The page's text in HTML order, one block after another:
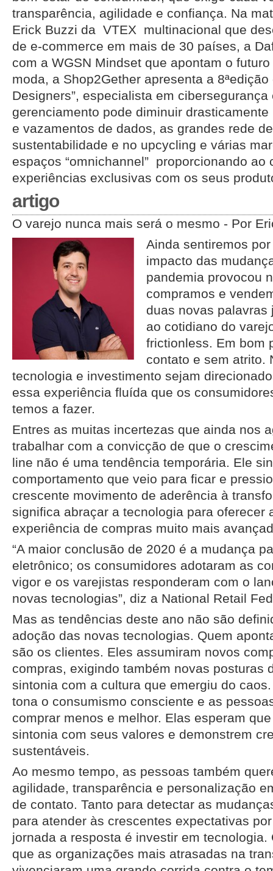
transparência, agilidade e confiança. Na
Erick Buzzi da VTEX multinacional que
de e-commerce em mais de 30 países, a
com a WGSN Mindset que apontam o
moda, a Shop2Gether apresenta a 8ªedição
Designers”, especialista em
gerenciamento pode diminuir
e vazamentos de dados, as grandes rede
sustentabilidade e no upcycling e várias
espaços “omnichannel” proporcionando ao
experiências exclusivas com os seus
artigo
O varejo nunca mais será o mesmo - Por
Ainda sentiremos
impacto das
pandemia provocou
compramos e
duas novas palavras
ao cotidiano do
frictionless. Em bom
contato e sem atrito.
tecnologia e investimento sejam
essa experiência fluída que os
temos a fazer.
Entres as muitas incertezas que ainda nos
trabalhar com a convicção de que o
line não é uma tendência temporária. Ele
comportamento que veio para ficar e
crescente movimento de aderência à
significa abraçar a tecnologia para oferecer
experiência de compras muito mais
“A maior conclusão de 2020 é a mudança
eletrônico; os consumidores adotaram as
vigor e os varejistas responderam com o
novas tecnologias”, diz a National Retail
Mas as tendências deste ano não são
adoção das novas tecnologias. Quem
são os clientes. Eles assumiram novos
compras, exigindo também novas posturas
sintonia com a cultura que emergiu do
tona o consumismo consciente e as
comprar menos e melhor. Elas esperam
sintonia com seus valores e demonstrem
sustentáveis.
Ao mesmo tempo, as pessoas também
agilidade, transparência e personalização
de contato. Tanto para detectar as
para atender às crescentes expectativas
jornada a resposta é investir em tecnologia.
que as organizações mais atrasadas na